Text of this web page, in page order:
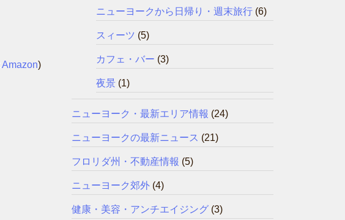
Amazon)
ニューヨークから日帰り・週末旅行 (6)
スィーツ (5)
カフェ・バー (3)
夜景 (1)
ニューヨーク・最新エリア情報 (24)
ニューヨークの最新ニュース (21)
フロリダ州・不動産情報 (5)
ニューヨーク郊外 (4)
健康・美容・アンチエイジング (3)